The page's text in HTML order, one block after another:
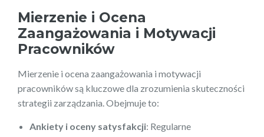
Mierzenie i Ocena
Zaangażowania i Motywacji
Pracowników
Mierzenie i ocena zaangażowania i motywacji
pracowników są kluczowe dla zrozumienia skuteczności
strategii zarządzania. Obejmuje to:
Ankiety i oceny satysfakcji: Regularne